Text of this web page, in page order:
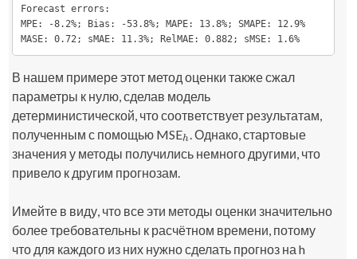
Forecast errors:
MPE: -8.2%; Bias: -53.8%; MAPE: 13.8%; SMAPE: 12.9%
MASE: 0.72; sMAE: 11.3%; RelMAE: 0.882; sMSE: 1.6%
В нашем примере этот метод оценки также сжал
параметры к нулю, сделав модель
детерминистической, что соответствует результатам,
полученным с помощью MSEh
h . Однако, стартовые
значения у методы получились немного другими, что
привело к другим прогнозам.
Имейте в виду, что все эти методы оценки значительно
более требовательны к расчётном времени, потому
что для каждого из них нужно сделать прогноз на h